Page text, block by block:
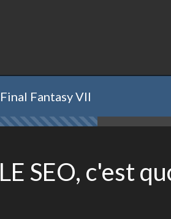
Final Fantasy VII
LE SEO, c'est